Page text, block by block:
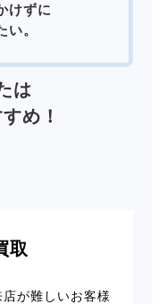
けずに
い。
は
め！
取
が難しいお客様